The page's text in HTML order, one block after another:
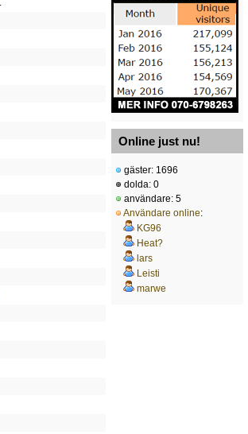
Online just nu!
gäster: 1696
dolda: 0
användare: 5
Användare online:
KG96
Heat?
lars
Leisti
marwe